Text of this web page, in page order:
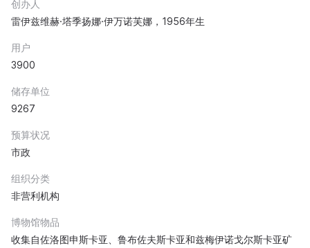
创办人
雷伊兹维赫·塔季扬娜·伊万诺芙娜，1956年生
用户
3900
储存单位
9267
预算状况
市政
组织分类
非营利机构
博物馆物品
收集自佐洛图申斯卡亚、鲁布佐夫斯卡亚和兹梅伊诺戈尔斯卡亚矿